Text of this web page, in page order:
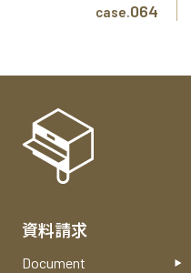
case.064
資料請求
Document